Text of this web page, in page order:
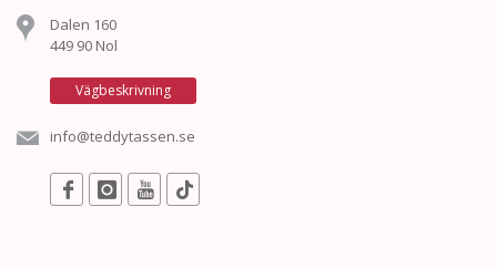
Dalen 160
449 90 Nol
Vägbeskrivning
info@teddytassen.se